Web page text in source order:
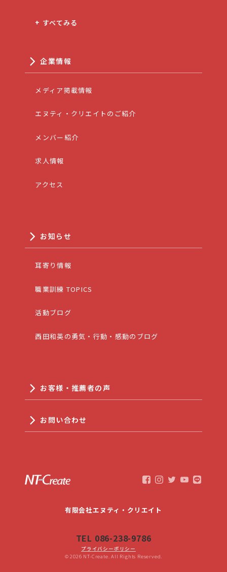
+ すべてみる
企業情報
メディア掲載情報
エヌティ・クリエイトのご紹介
メンバー紹介
求人情報
アクセス
お知らせ
耳寄り情報
職業訓練 TOPICS
活動ブログ
西田和英の勇気・行動・感動のブログ
お客様・推薦者の声
お問い合わせ
有限会社エヌティ・クリエイト
TEL 086-238-9786
プライバシーポリシー
© 2026 NT-Create. All Rights Reserved.